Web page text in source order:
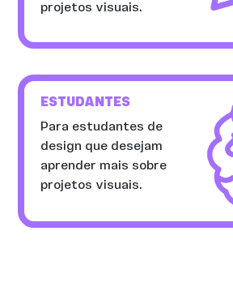
projetos visuais.
ESTUDANTES
Para estudantes de
design que desejam
aprender mais sobre
projetos visuais.